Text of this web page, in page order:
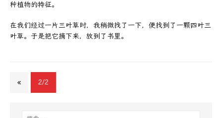
种植物的特征。
在我们经过一片三叶草时，我稍微找了一下，便找到了一颗四叶三
叶草。于是把它摘下来，放到了书里。
« 2/2